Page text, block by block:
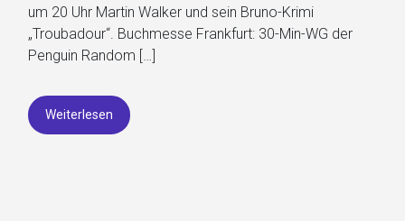
um 20 Uhr Martin Walker und sein Bruno-Krimi
„Troubadour“. Buchmesse Frankfurt: 30-Min-WG der
Penguin Random […]
Weiterlesen